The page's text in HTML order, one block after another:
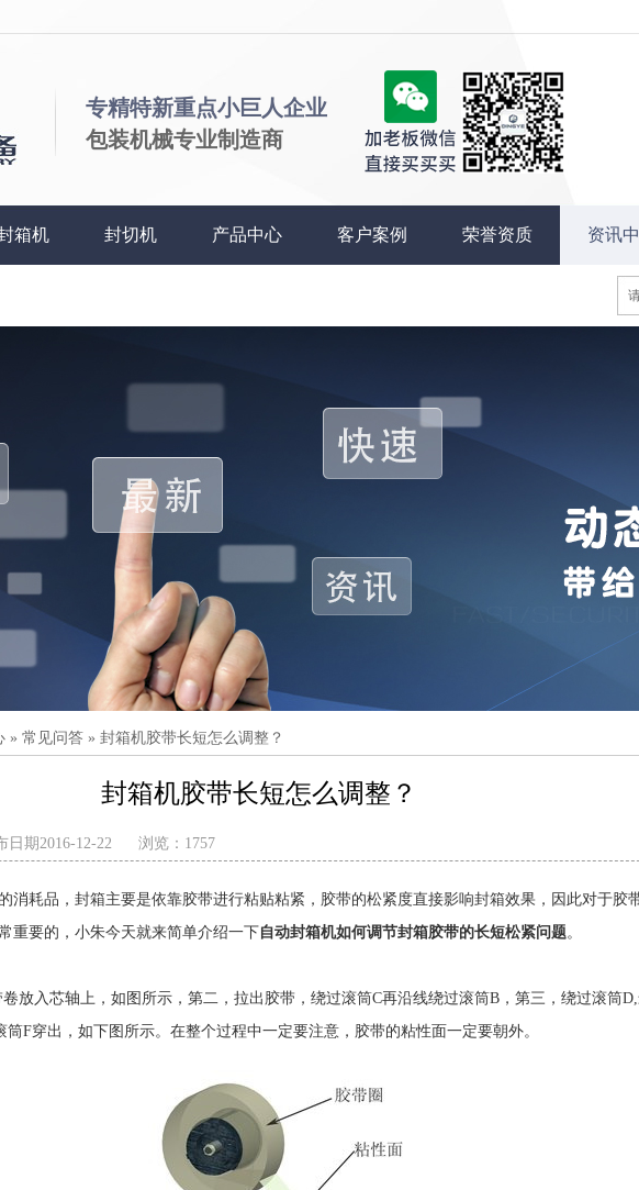
专精特新重点小巨人企业
包装机械专业制造商
箱机 封切机 产品中心 客户案例 荣誉资质 资讯
» 常见问答 » 封箱机胶带长短怎么调整？
封箱机胶带长短怎么调整？
日期2016-12-22 浏览： 1757
消耗品，封箱主要是依靠胶带进行粘贴粘紧，胶带的松紧度直接影响封箱效果，因此对于胶
重要的，小朱今天就来简单介绍一下自动封箱机如何调节封箱胶带的长短松紧问题。
卷放入芯轴上，如图所示，第二，拉出胶带，绕过滚筒C再沿线绕过滚筒B，第三，绕过滚筒
F穿出，如下图所示。在整个过程中一定要注意，胶带的粘性面一定要朝外。